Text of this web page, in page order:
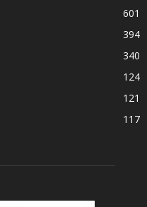
601
394
340
124
121
117